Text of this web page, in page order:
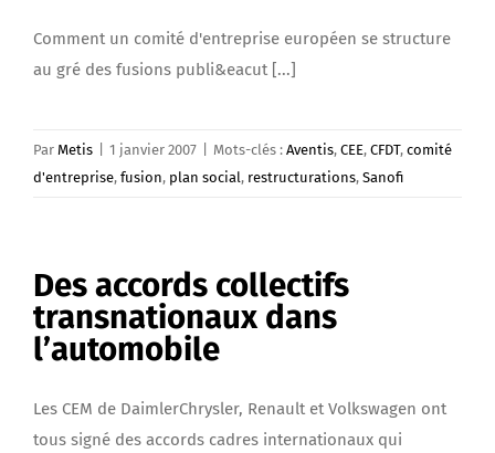
Comment un comité d'entreprise européen se structure
au gré des fusions publi&eacut [...]
Par Metis 1 janvier 2007 Mots-clés : Aventis, CEE, CFDT, comité
d'entreprise, fusion, plan social, restructurations, Sanofi
Des accords collectifs
transnationaux dans
l’automobile
Les CEM de DaimlerChrysler, Renault et Volkswagen ont
tous signé des accords cadres internationaux qui